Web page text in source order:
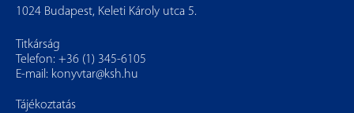
1024 Budapest, Keleti Károly utca 5.
Titkárság
Telefon: +36 (1) 345-6105
E-mail: konyvtar@ksh.hu
Tájékoztatás